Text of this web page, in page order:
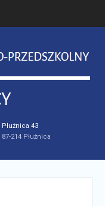
Płużnica 43
87-214 Płużnica